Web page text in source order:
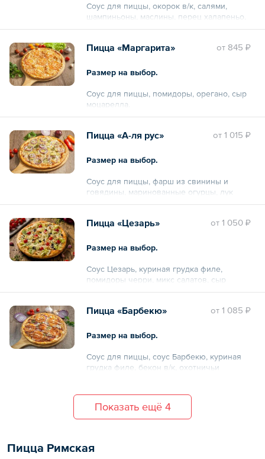
Соус для пиццы, окорок в/к, салями,
шампиньоны, маслины, перец халапеньо,
сыр моцарелла.
oт 845 ₽
Пицца «Маргарита»
Размер на выбор.
Соус для пиццы, помидоры, орегано, сыр
моцарелла.
oт 1 015 ₽
Пицца «А-ля рус»
Размер на выбор.
Соус для пиццы, фарш из свинины и
говядины, маринованные огурцы, лук
красный, перец халапеньо, сыр моцарелла,
oт 1 050 ₽
Пицца «Цезарь»
Размер на выбор.
Соус Цезарь, куриная грудка филе,
помидоры черри, микс салатов, сыр
пармезан, сыр моцарелла, маслины.
oт 1 085 ₽
Пицца «Барбекю»
Размер на выбор.
Соус для пиццы, соус Барбекю, куриная
грудка филе, бекон в/к, охотничьи
Показать ещё 4
Пицца Римская